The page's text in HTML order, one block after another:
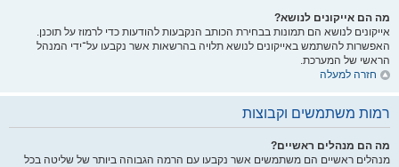
מה הם אייקונים לנושא?
אייקונים לנושא הם תמונות בבחירת הכותב הנקבעות להודעות כדי לרמוז על תוכנן.
האפשרות להשתמש באייקונים לנושא תלויה בהרשאות אשר נקבעו על־ידי המנהל
הראשי של המערכת.
חזרה למעלה
רמות משתמשים וקבוצות
מה הם מנהלים ראשיים?
מנהלים ראשיים הם משתמשים אשר נקבעו עם הרמה הגבוהה ביותר של שליטה בכל